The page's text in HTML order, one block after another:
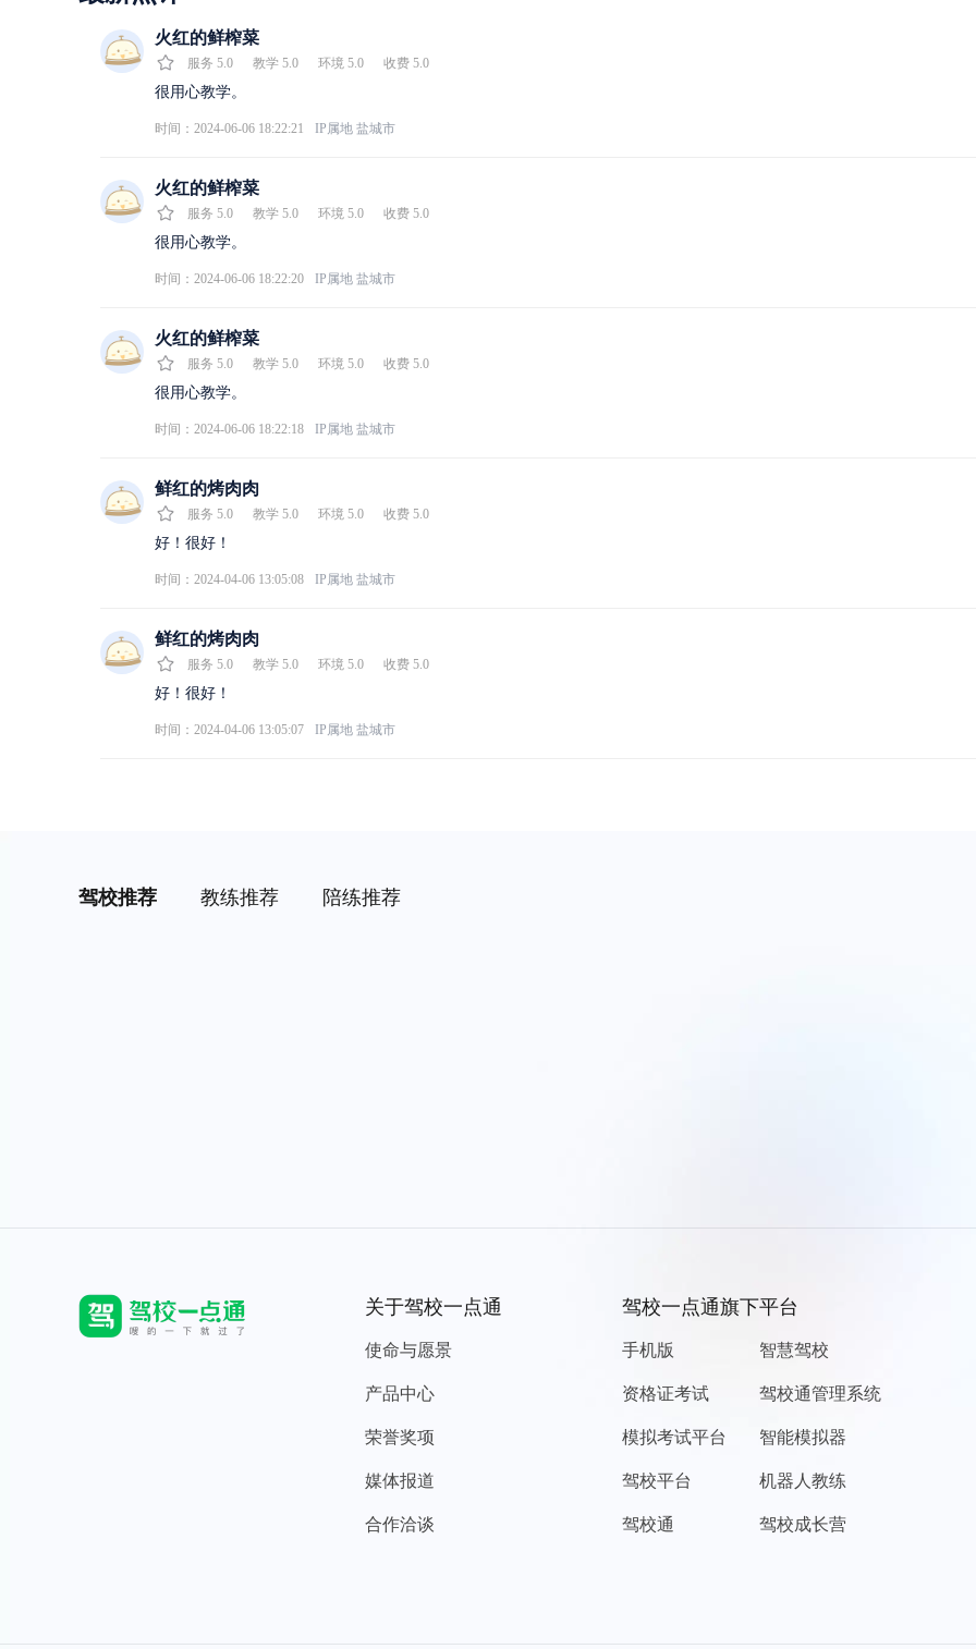
火红的鲜榨菜
服务 5.0 教学 5.0 环境 5.0 收费 5.0
很用心教学。
时间：2024-06-06 18:22:21 IP属地 盐城市
火红的鲜榨菜
服务 5.0 教学 5.0 环境 5.0 收费 5.0
很用心教学。
时间：2024-06-06 18:22:20 IP属地 盐城市
火红的鲜榨菜
服务 5.0 教学 5.0 环境 5.0 收费 5.0
很用心教学。
时间：2024-06-06 18:22:18 IP属地 盐城市
鲜红的烤肉肉
服务 5.0 教学 5.0 环境 5.0 收费 5.0
好！很好！
时间：2024-04-06 13:05:08 IP属地 盐城市
鲜红的烤肉肉
服务 5.0 教学 5.0 环境 5.0 收费 5.0
好！很好！
时间：2024-04-06 13:05:07 IP属地 盐城市
驾校推荐 教练推荐 陪练推荐
关于驾校一点通
使命与愿景
产品中心
荣誉奖项
媒体报道
合作洽谈
驾校一点通旗下平台
手机版
资格证考试
模拟考试平台
驾校平台
驾校通
智慧驾校
驾校通管理系统
智能模拟器
机器人教练
驾校成长营